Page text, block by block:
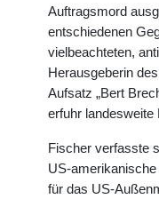
Auftragsmord
entschiedenen
vielbeachteten,
Herausgeberin
Aufsatz „Bert
erfuhr landesweite
Fischer verfasste
US-
für das US-